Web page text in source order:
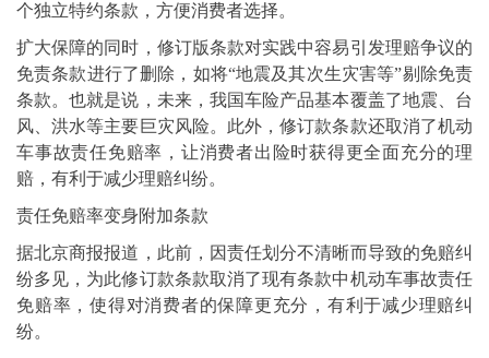
个独立特约条款，方便消费者选择。
扩大保障的同时，修订版条款对实践中容易引发理赔争议的
免责条款进行了删除，如将“地震及其次生灾害等”剔除免责
条款。也就是说，未来，我国车险产品基本覆盖了地震、台
风、洪水等主要巨灾风险。此外，修订款条款还取消了机动
车事故责任免赔率，让消费者出险时获得更全面充分的理
赔，有利于减少理赔纠纷。
责任免赔率变身附加条款
据北京商报报道，此前，因责任划分不清晰而导致的免赔纠
纷多见，为此修订款条款取消了现有条款中机动车事故责任
免赔率，使得对消费者的保障更充分，有利于减少理赔纠
纷。